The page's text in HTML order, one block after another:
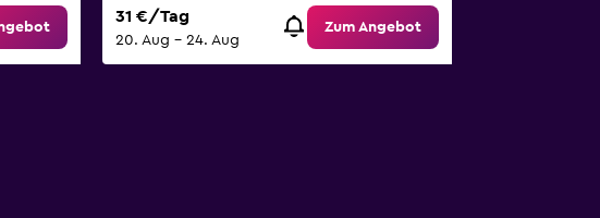
31 €/Tag
20. Aug – 24. Aug
Zum Angebot